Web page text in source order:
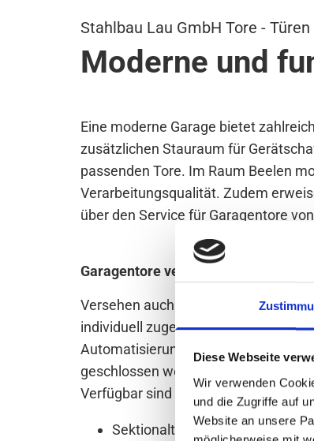
Diese Webseite
Wir verwenden
und die Zugriffe auf
Website an unsere
Stahlbau Lau GmbH Tore -
Moderne und
Eine moderne Garage bietet
zusätzlichen Stauraum für
passenden Tore. Im Raum Beelen
Verarbeitungsqualität. Zudem
über den Service für Garagentore
Garagentore verschiedener
Versehen auch Sie Ihre Garage mit
individuell zugeschnittene
Automatisierung von Garagentoren
geschlossen werden. Wählen Sie
Verfügbar sind unter anderem:
Sektionaltore